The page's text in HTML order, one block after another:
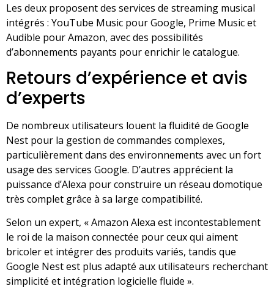
Les deux proposent des services de streaming musical
intégrés : YouTube Music pour Google, Prime Music et
Audible pour Amazon, avec des possibilités
d’abonnements payants pour enrichir le catalogue.
Retours d’expérience et avis
d’experts
De nombreux utilisateurs louent la fluidité de Google
Nest pour la gestion de commandes complexes,
particulièrement dans des environnements avec un fort
usage des services Google. D’autres apprécient la
puissance d’Alexa pour construire un réseau domotique
très complet grâce à sa large compatibilité.
Selon un expert, « Amazon Alexa est incontestablement
le roi de la maison connectée pour ceux qui aiment
bricoler et intégrer des produits variés, tandis que
Google Nest est plus adapté aux utilisateurs recherchant
simplicité et intégration logicielle fluide ».